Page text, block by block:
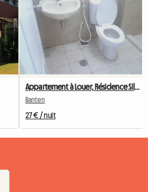
Banten
27 € / nuit